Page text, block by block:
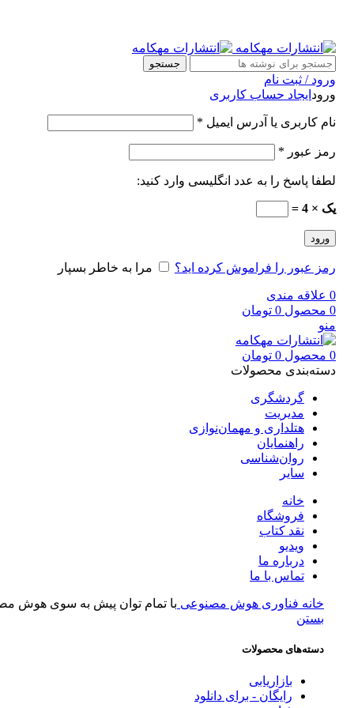
جستجو
ورود / ثبت نام
ورود ایجاد حساب کاربری
نام کاربری یا آدرس ایمیل *
رمز عبور *
لطفا پاسخ را به عدد انگلیسی وارد کنید:
یک × 4 =
ورود
رمز عبور را فراموش کرده اید؟ مرا به خاطر بسپار
0 علاقه مندی
0 محصول 0 تومان
منو
0 محصول 0 تومان
دسته‌بندی محصولات
گردشگری
مدیریت
هتلداری و مهمان‌نوازی
راهنمایان
روان‌شناسی
سایر
خانه
فروشگاه
نقد کتاب
ویدیو
درباره‌ ما
تماس با ما
خانه فناوری هوش مصنوعی با تمام توان پیش به سوی هوش
بستن
دسته‌های محصولات
بازاریابی
رایگان - برای دانلود